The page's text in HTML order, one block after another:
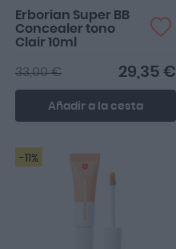
Erborian Super BB
Concealer tono
Clair 10ml
29,35 €
33,00 €
Añadir a la cesta
-11%